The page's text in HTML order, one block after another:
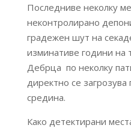
Последниве неколку
неконтролирано
градежен шут на
изминативе години
Дебрца по неколку
директно се
средина.
Како детектирани